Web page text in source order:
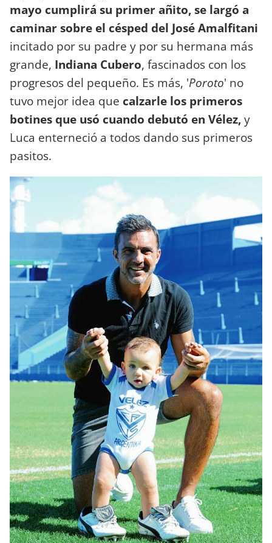
mayo cumplirá su primer añito, se largó a
caminar sobre el césped del José Amalfitani
incitado por su padre y por su hermana más
grande, Indiana Cubero, fascinados con los
progresos del pequeño. Es más, 'Poroto' no
tuvo mejor idea que calzarle los primeros
botines que usó cuando debutó en Vélez,y
Luca enterneció a todos dando sus primeros
pasitos.